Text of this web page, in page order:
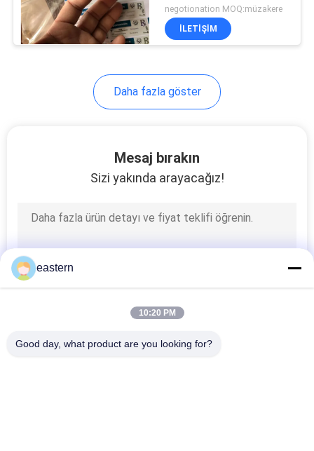
küçük cam şişe
Plastik Tablet
Şişeleri
Kapağı kapalı çevirin
negotionation MOQ:müzakere
İLETIŞIM
Daha fazla göster
Mesaj bırakın
Sizi yakında arayacağız!
eastern
10:20 PM
Good day, what product are you looking for?